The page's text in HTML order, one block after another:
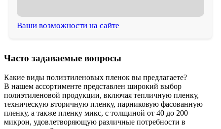
Ваши возможности на сайте
Часто задаваемые вопросы
Какие виды полиэтиленовых пленок вы предлагаете?
В нашем ассортименте представлен широкий выбор
полиэтиленовой продукции, включая тепличную пленку,
техническую вторичную пленку, парниковую фасованную
пленку, а также пленку микс, с толщиной от 40 до 200
микрон, удовлетворяющую различные потребности в